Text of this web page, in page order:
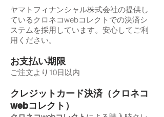
ヤマトフィナンシャル株式会社の提供し
ているクロネコwebコレクトでの決済シ
ステムを採用しています。安心してご利
用ください。
お支払い期限
ご注文より10日以内
クレジットカード決済（クロネコ
webコレクト）